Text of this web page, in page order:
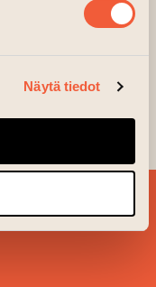
Näytä tiedot